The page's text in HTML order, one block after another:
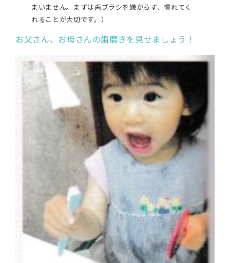
まいません。まずは歯ブラシを嫌がらず、慣れてく
れることが大切です。）
お父さん、お母さんの歯磨きを見せましょう！